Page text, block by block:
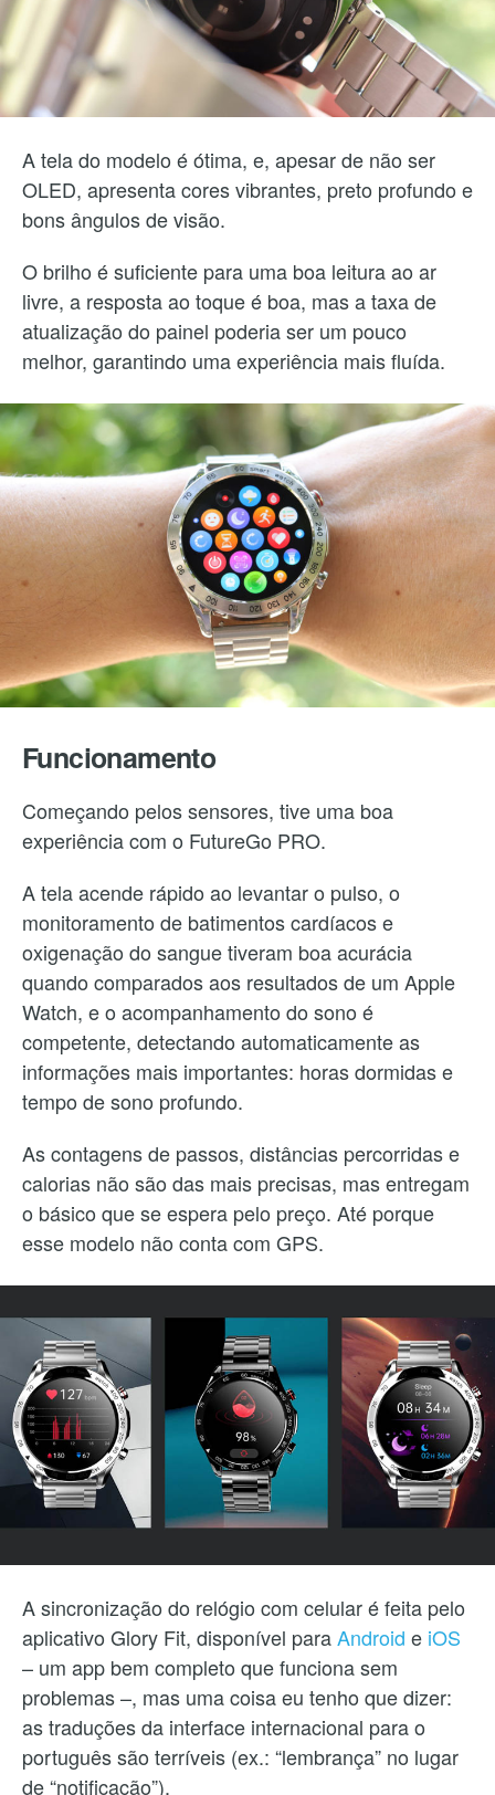
A tela do modelo é ótima, e, apesar de não ser
OLED, apresenta cores vibrantes, preto profundo e
bons ângulos de visão.
O brilho é suficiente para uma boa leitura ao ar
livre, a resposta ao toque é boa, mas a taxa de
atualização do painel poderia ser um pouco
melhor, garantindo uma experiência mais fluída.
Funcionamento
Começando pelos sensores, tive uma boa
experiência com o FutureGo PRO.
A tela acende rápido ao levantar o pulso, o
monitoramento de batimentos cardíacos e
oxigenação do sangue tiveram boa acurácia
quando comparados aos resultados de um Apple
Watch, e o acompanhamento do sono é
competente, detectando automaticamente as
informações mais importantes: horas dormidas e
tempo de sono profundo.
As contagens de passos, distâncias percorridas e
calorias não são das mais precisas, mas entregam
o básico que se espera pelo preço. Até porque
esse modelo não conta com GPS.
A sincronização do relógio com celular é feita pelo
aplicativo Glory Fit, disponível paraAndroid e iOS
– um app bem completo que funciona sem
problemas –, mas uma coisa eu tenho que dizer:
as traduções da interface internacional para o
português são terríveis (ex.: “lembrança” no lugar
de “notificação”).